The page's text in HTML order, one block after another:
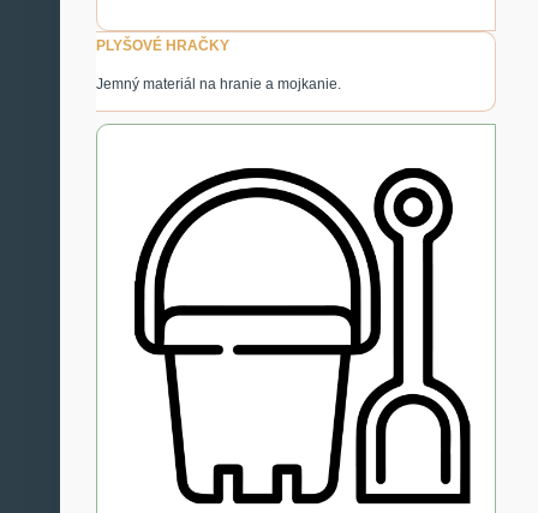
PLYŠOVÉ HRAČKY
Jemný materiál na hranie a mojkanie.